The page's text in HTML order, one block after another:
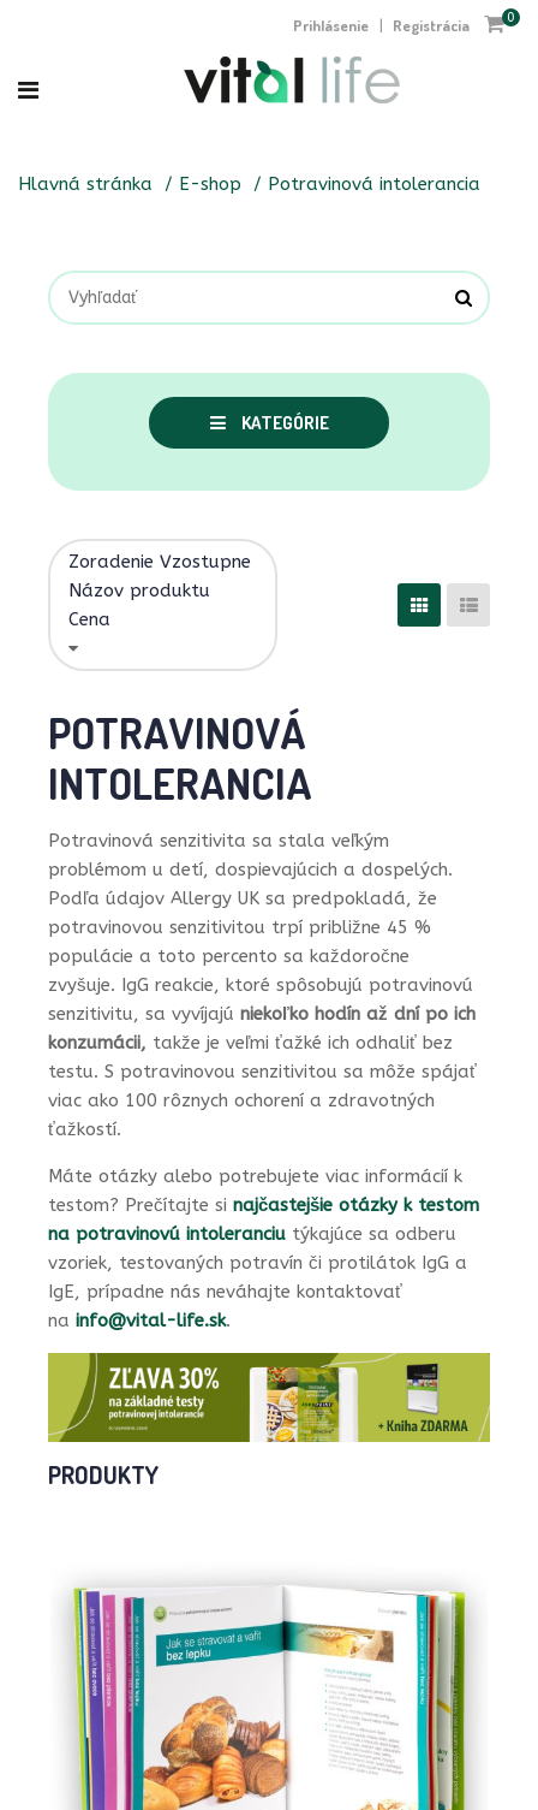
Prihlásenie | Registrácia 0
Hlavná stránka E-shop Potravinová intolerancia
KATEGÓRIE
Zoradenie Vzostupne
Názov produktu
Cena
POTRAVINOVÁ
INTOLERANCIA
Potravinová senzitivita sa stala veľkým
problémom u detí, dospievajúcich a dospelých.
Podľa údajov Allergy UK sa predpokladá, že
potravinovou senzitivitou trpí približne 45 %
populácie a toto percento sa každoročne
zvyšuje. IgG reakcie, ktoré spôsobujú potravinovú
senzitivitu, sa vyvíjajú niekoľko hodín až dní po ich
konzumácii, takže je veľmi ťažké ich odhaliť bez
testu. S potravinovou senzitivitou sa môže spájať
viac ako 100 rôznych ochorení a zdravotných
ťažkostí.
Máte otázky alebo potrebujete viac informácií k
testom? Prečítajte si najčastejšie otázky k testom
na potravinovú intoleranciu týkajúce sa odberu
vzoriek, testovaných potravín či protilátok IgG a
IgE, prípadne nás neváhajte kontaktovať
na info@vital-life.sk.
PRODUKTY